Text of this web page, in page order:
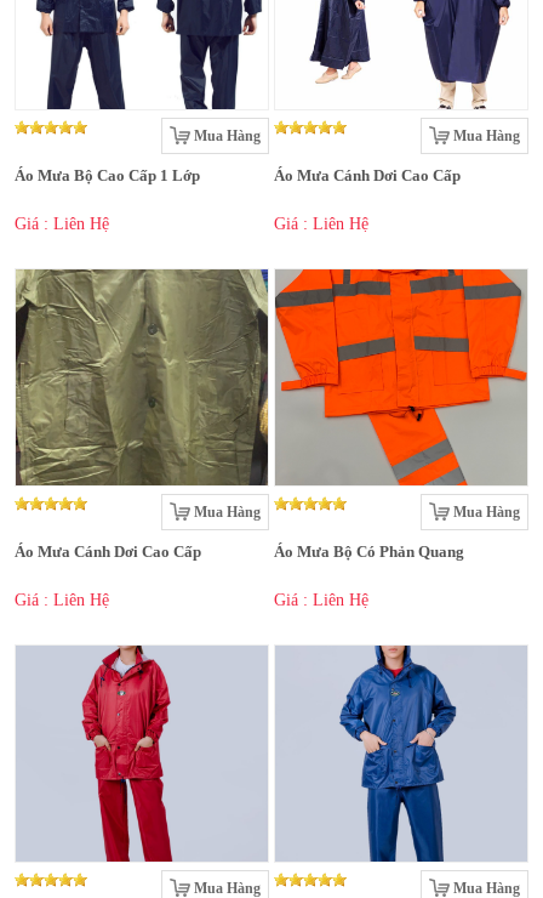
Mua Hàng
Áo Mưa Bộ Cao Cấp 1 Lớp
Giá : Liên Hệ
Mua Hàng
Áo Mưa Cánh Dơi Cao Cấp
Giá : Liên Hệ
Mua Hàng
Áo Mưa Cánh Dơi Cao Cấp
Giá : Liên Hệ
Mua Hàng
Áo Mưa Bộ Có Phản Quang
Giá : Liên Hệ
Mua Hàng Mua Hàng